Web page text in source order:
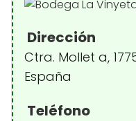
Dirección
Ctra. Mollet a,
España
Teléfono